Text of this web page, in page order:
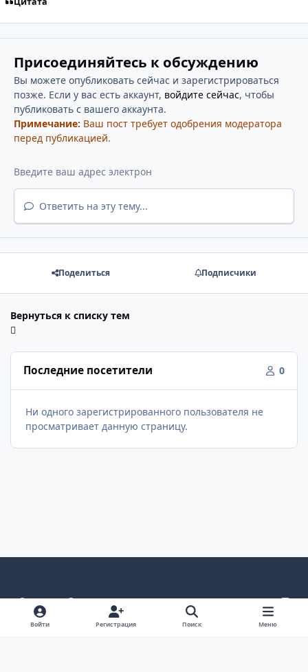
Присоединяйтесь к обсуждению
Вы можете опубликовать сейчас и зарегистрироваться
позже. Если у вас есть аккаунт, войдите сейчас, чтобы
публиковать с вашего аккаунта.
Примечание: Ваш пост требует одобрения модератора
перед публикацией.
Ответить на эту тему...
Поделиться Подписчики
Вернуться к списку тем
Последние посетители 0
Ни одного зарегистрированного пользователя не
просматривает данную страницу.
Светлый режим
Темный режим
Как в системе
v
k
Политика конфиденциальности
Войти Регистрация Поиск Меню